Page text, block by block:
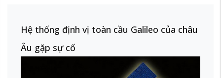
Hệ thống định vị toàn cầu Galileo của châu
Âu gặp sự cố